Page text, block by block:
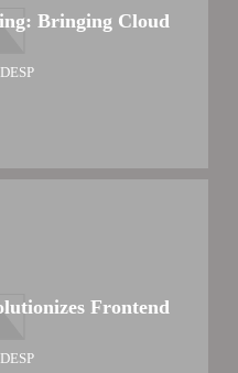
Bringing Cloud
Frontend